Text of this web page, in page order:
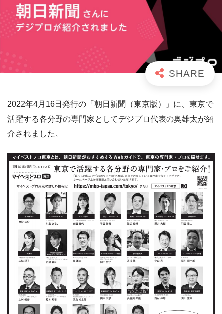
2022年4月16日発行の「朝日新聞（東京版）」に、東京で
活躍する各分野の専門家としてデジプロ代表の奥雄太が紹
介されました。